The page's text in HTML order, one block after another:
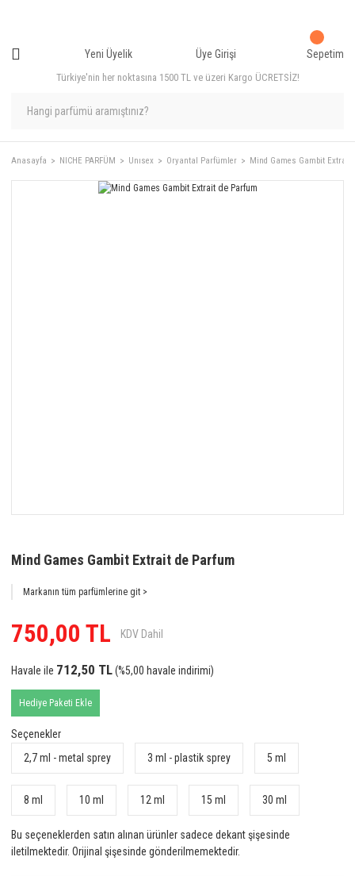
Türkiye'nin her noktasına 1500 TL ve üzeri Kargo ÜCRETSİZ!
Yeni Üyelik Üye Girişi Sepetim
Anasayfa NICHE PARFÜM Unısex Oryantal Parfümler Mind Games Gambit Extrait
Mind Games Gambit Extrait de Parfum
Markanın tüm parfümlerine git >
750,00 TL KDV Dahil
Havale ile 712,50 TL(%5,00 havale indirimi)
Hediye Paketi Ekle
Seçenekler
2,7 ml - metal sprey
3 ml - plastik sprey 5 ml
8 ml 10 ml 12 ml 15 ml 30 ml
Bu seçeneklerden satın alınan ürünler sadece dekant şişesinde
iletilmektedir. Orijinal şişesinde gönderilmemektedir.